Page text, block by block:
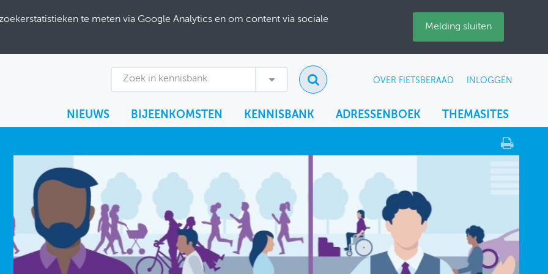
te meten via Google Analytics en om content via sociale
Melding sluiten
Zoek in kennisbank OVER FIETSBERAAD INLOGGEN
NIEUWS BIJEENKOMSTEN KENNISBANK ADRESSENBOEK THEMASITES